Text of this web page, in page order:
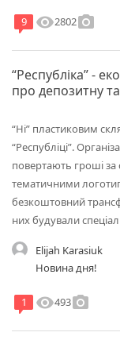
9 visibility2802photo_camera
“Республіка” -
про депозитну
“Ні” пластиковим
“Республіці”.
повертають гроші за
тематичними
безкоштовний
них будували
Elijah Karasiuk
Новина дня!
1 visibility493photo_camera